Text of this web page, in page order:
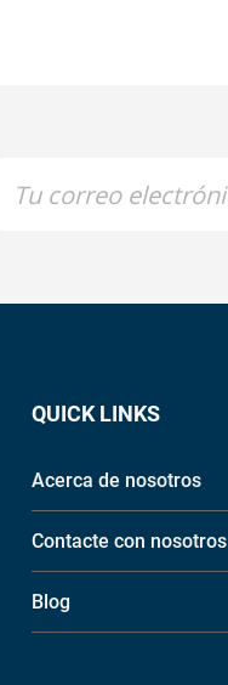
QUICK LINKS
Acerca de nosotros
Contacte con nosotros
Blog